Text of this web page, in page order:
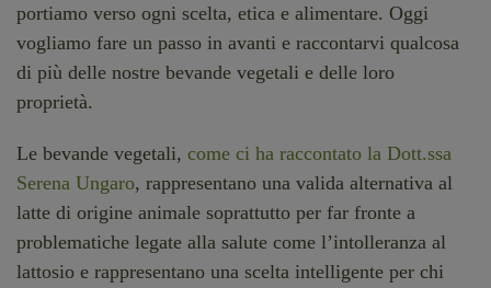
portiamo verso ogni scelta, etica e alimentare. Oggi
vogliamo fare un passo in avanti e raccontarvi qualcosa
di più delle nostre bevande vegetali e delle loro
proprietà.
Le bevande vegetali, come ci ha raccontato la Dott.ssa
Serena Ungaro, rappresentano una valida alternativa al
latte di origine animale soprattutto per far fronte a
problematiche legate alla salute come l’intolleranza al
lattosio e rappresentano una scelta intelligente per chi